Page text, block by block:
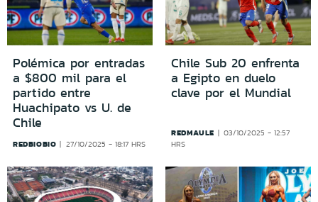
Polémica por entradas
a $800 mil para el
partido entre
Huachipato vs U. de
Chile
REDBIOBIO 27/10/2025 - 18:17 HRS
Chile Sub 20 enfrenta
a Egipto en duelo
clave por el Mundial
REDMAULE
03/10/2025 - 12:57
HRS